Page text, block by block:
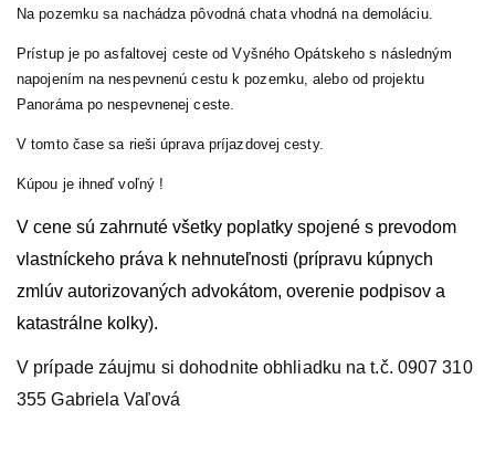
Na pozemku sa nachádza pôvodná chata vhodná na demoláciu.
Prístup je po asfaltovej ceste od Vyšného Opátskeho s následným
napojením na nespevnenú cestu k pozemku, alebo od projektu
Panoráma po nespevnenej ceste.
V tomto čase sa rieši úprava príjazdovej cesty.
Kúpou je ihneď voľný !
V cene sú zahrnuté všetky poplatky spojené s prevodom
vlastníckeho práva k nehnuteľnosti (prípravu kúpnych
zmlúv autorizovaných advokátom, overenie podpisov a
katastrálne kolky).
V prípade záujmu si dohodnite obhliadku na t.č. 0907 310
355 Gabriela Vaľová